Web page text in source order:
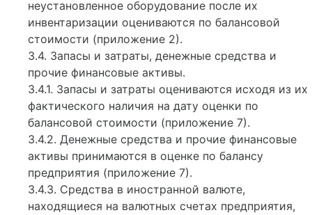
неустановленное оборудование после их
инвентаризации оцениваются по балансовой
стоимости (приложение 2).
3.4. Запасы и затраты, денежные средства и
прочие финансовые активы.
3.4.1. Запасы и затраты оцениваются исходя из их
фактического наличия на дату оценки по
балансовой стоимости (приложение 7).
3.4.2. Денежные средства и прочие финансовые
активы принимаются в оценке по балансу
предприятия (приложение 7).
3.4.3. Средства в иностранной валюте,
находящиеся на валютных счетах предприятия,